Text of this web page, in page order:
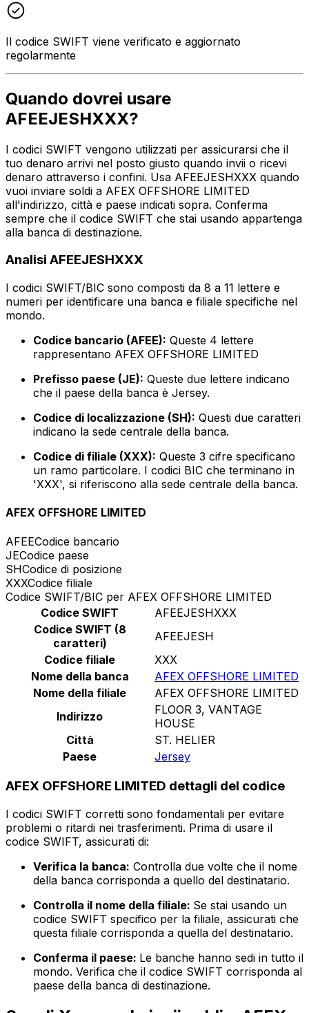
Il codice SWIFT viene verificato e aggiornato
regolarmente
Quando dovrei usare
AFEEJESHXXX?
I codici SWIFT vengono utilizzati per assicurarsi che il
tuo denaro arrivi nel posto giusto quando invii o ricevi
denaro attraverso i confini. Usa AFEEJESHXXX quando
vuoi inviare soldi a AFEX OFFSHORE LIMITED
all'indirizzo, città e paese indicati sopra. Conferma
sempre che il codice SWIFT che stai usando appartenga
alla banca di destinazione.
Analisi AFEEJESHXXX
I codici SWIFT/BIC sono composti da 8 a 11 lettere e
numeri per identificare una banca e filiale specifiche nel
mondo.
Codice bancario (AFEE): Queste 4 lettere
rappresentano AFEX OFFSHORE LIMITED
Prefisso paese (JE): Queste due lettere indicano
che il paese della banca è Jersey.
Codice di localizzazione (SH): Questi due caratteri
indicano la sede centrale della banca.
Codice di filiale (XXX): Queste 3 cifre specificano
un ramo particolare. I codici BIC che terminano in
'XXX', si riferiscono alla sede centrale della banca.
AFEX OFFSHORE LIMITED
AFEECodice bancario
JECodice paese
SHCodice di posizione
XXXCodice filiale
Codice SWIFT/BIC per AFEX OFFSHORE LIMITED
Codice SWIFT
AFEEJESHXXX
Codice SWIFT (8
caratteri)
AFEEJESH
Codice filiale
XXX
Nome della banca
AFEX OFFSHORE LIMITED
Nome della filiale
AFEX OFFSHORE LIMITED
Indirizzo
FLOOR 3, VANTAGE
HOUSE
Città
ST. HELIER
Paese
Jersey
AFEX OFFSHORE LIMITED dettagli del codice
I codici SWIFT corretti sono fondamentali per evitare
problemi o ritardi nei trasferimenti. Prima di usare il
codice SWIFT, assicurati di:
Verifica la banca: Controlla due volte che il nome
della banca corrisponda a quello del destinatario.
Controlla il nome della filiale: Se stai usando un
codice SWIFT specifico per la filiale, assicurati che
questa filiale corrisponda a quella del destinatario.
Conferma il paese: Le banche hanno sedi in tutto il
mondo. Verifica che il codice SWIFT corrisponda al
paese della banca di destinazione.